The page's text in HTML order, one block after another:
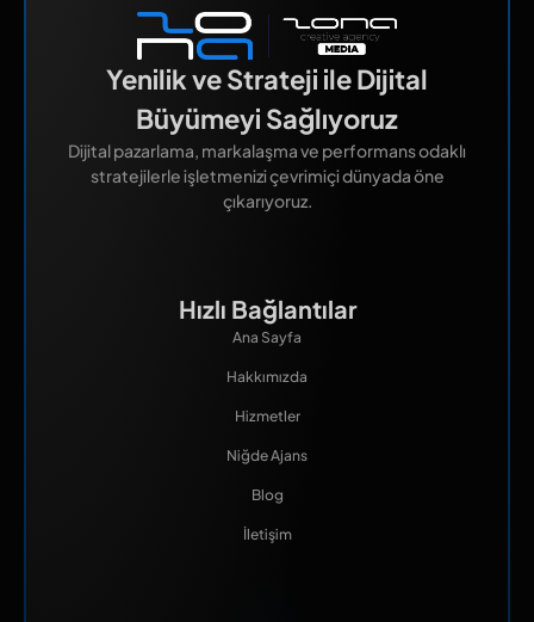
Yenilik ve Strateji ile Dijital
Büyümeyi Sağlıyoruz
Dijital pazarlama, markalaşma ve performans odaklı
stratejilerle işletmenizi çevrimiçi dünyada öne
çıkarıyoruz.
Hızlı Bağlantılar
Ana Sayfa
Hakkımızda
Hizmetler
Niğde Ajans
Blog
İletişim